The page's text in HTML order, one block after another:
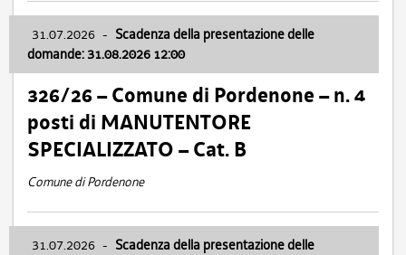
31.07.2026 - Scadenza della presentazione delle
domande: 31.08.2026 12:00
326/26 – Comune di Pordenone – n. 4
posti di MANUTENTORE
SPECIALIZZATO – Cat. B
Comune di Pordenone
31.07.2026 - Scadenza della presentazione delle